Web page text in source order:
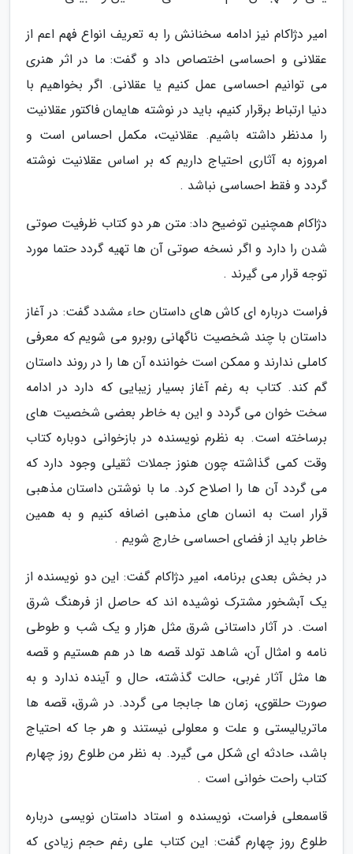
امیر دژاکام نیز ادامه سخنانش را به تعریف انواع فهم اعم از
عقلانی و احساسی اختصاص داد و گفت: ما در اثر هنری
می توانیم احساسی عمل کنیم یا عقلانی. اگر بخواهیم با
دنیا ارتباط برقرار کنیم، باید در نوشته هایمان فاکتور عقلانیت
را مدنظر داشته باشیم. عقلانیت، مکمل احساس است و
امروزه به آثاری احتیاج داریم که بر اساس عقلانیت نوشته
گردد و فقط احساسی نباشد .
دژاکام همچنین توضیح داد: متن هر دو کتاب ظرفیت صوتی
شدن را دارد و اگر نسخه صوتی آن ها تهیه گردد حتما مورد
توجه قرار می گیرند .
فراست درباره ای کاش های داستان حاء مشدد گفت: در آغاز
داستان با چند شخصیت ناگهانی روبرو می شویم که معرفی
کاملی ندارند و ممکن است خواننده آن ها را در روند داستان
گم کند. کتاب به رغم آغاز بسیار زیبایی که دارد در ادامه
سخت خوان می گردد و این به خاطر بعضی شخصیت های
برساخته است. به نظرم نویسنده در بازخوانی دوباره کتاب
وقت کمی گذاشته چون هنوز جملات ثقیلی وجود دارد که
می گردد آن ها را اصلاح کرد. ما با نوشتن داستان مذهبی
قرار است به انسان های مذهبی اضافه کنیم و به همین
خاطر باید از فضای احساسی خارج شویم .
در بخش بعدی برنامه، امیر دژاکام گفت: این دو نویسنده از
یک آبشخور مشترک نوشیده اند که حاصل از فرهنگ شرق
است. در آثار داستانی شرق مثل هزار و یک شب و طوطی
نامه و امثال آن، شاهد تولد قصه ها در هم هستیم و قصه
ها مثل آثار غربی، حالت گذشته، حال و آینده ندارد و به
صورت حلقوی، زمان ها جابجا می گردد. در شرق، قصه ها
ماتریالیستی و علت و معلولی نیستند و هر جا که احتیاج
باشد، حادثه ای شکل می گیرد. به نظر من طلوع روز چهارم
کتاب راحت خوانی است .
قاسمعلی فراست، نویسنده و استاد داستان نویسی درباره
طلوع روز چهارم گفت: این کتاب علی رغم حجم زیادی که